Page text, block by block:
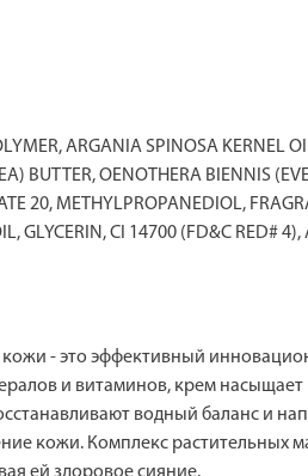
ARGANIA SPINOSA KERNEL
BUTTER, OENOTHERA BIENNIS
20, METHYLPROPANEDIOL,
GLYCERIN, CI 14700 (FD&C RED#
- это эффективный
и витаминов, крем
водный баланс и
кожи. Комплекс растительных